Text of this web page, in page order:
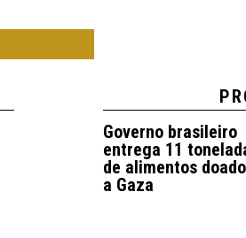
Governo brasileiro
entrega 11
de alimentos
a Gaza